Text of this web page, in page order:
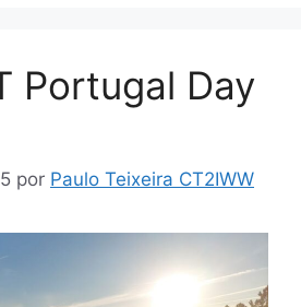
Portugal Day
por Paulo Teixeira CT2IWW